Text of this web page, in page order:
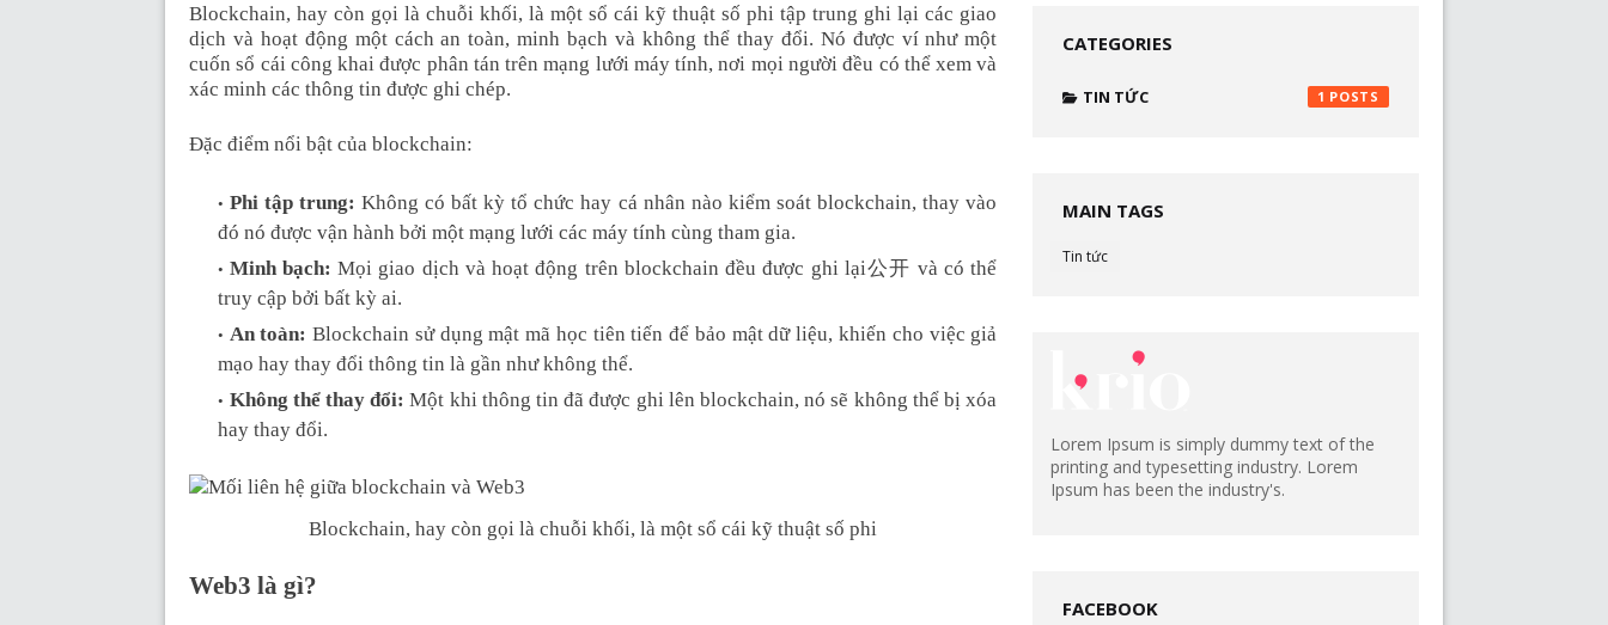
Blockchain, hay còn gọi là chuỗi khối, là một sổ cái kỹ thuật số phi tập trung ghi lại các giao
dịch và hoạt động một cách an toàn, minh bạch và không thể thay đổi. Nó được ví như một
cuốn sổ cái công khai được phân tán trên mạng lưới máy tính, nơi mọi người đều có thể xem và
xác minh các thông tin được ghi chép.
Đặc điểm nổi bật của blockchain:
Phi tập trung: Không có bất kỳ tổ chức hay cá nhân nào kiểm soát blockchain, thay vào
đó nó được vận hành bởi một mạng lưới các máy tính cùng tham gia.
Minh bạch: Mọi giao dịch và hoạt động trên blockchain đều được ghi lại公开 và có thể
truy cập bởi bất kỳ ai.
An toàn: Blockchain sử dụng mật mã học tiên tiến để bảo mật dữ liệu, khiến cho việc giả
mạo hay thay đổi thông tin là gần như không thể.
Không thể thay đổi: Một khi thông tin đã được ghi lên blockchain, nó sẽ không thể bị xóa
hay thay đổi.
Blockchain, hay còn gọi là chuỗi khối, là một sổ cái kỹ thuật số phi
Web3 là gì?
CATEGORIES
TIN TỨC 1
MAIN TAGS
Tin tức
Lorem Ipsum is simply dummy text of the
printing and typesetting industry. Lorem
Ipsum has been the industry's.
FACEBOOK